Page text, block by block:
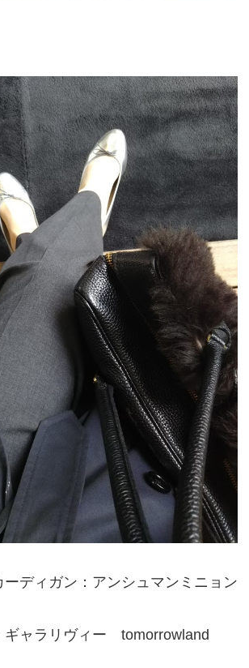
ーディガン：アンシュマンミニョン
ギャラリヴィー tomorrowland